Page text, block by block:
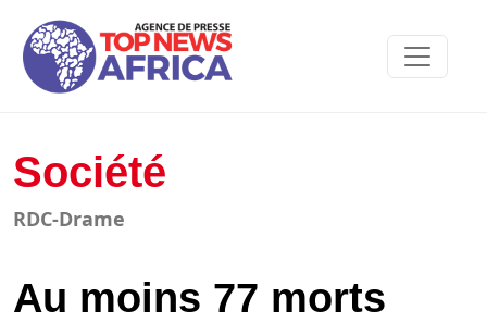
Société
RDC-Drame
Au moins 77 morts